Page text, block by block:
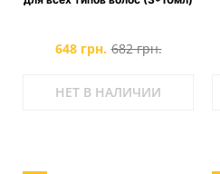
648 грн. 682 грн.
НЕТ В НАЛИЧИИ